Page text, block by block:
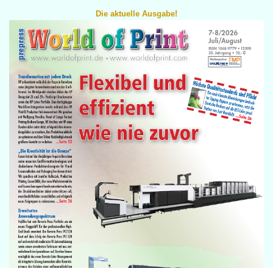
Die aktuelle Ausgabe!